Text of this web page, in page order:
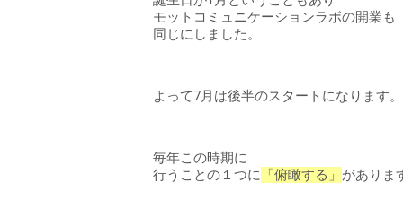
モットコミュニケーションラボの開業も
同じにしました。
よって7月は後半のスタートになります。
毎年この時期に
行うことの１つに 「俯瞰する」 がありま